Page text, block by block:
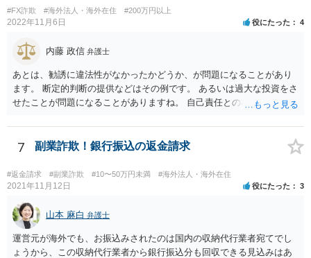
てもいいかもしれません。
#FX詐欺 #海外法人・海外在住 #200万円以上
2022年11月6日 役にたった 4
内藤 政信 弁護士
あとは、勧誘に違法性がなかったかどうか、が問題になることがあり
ます。 断定的判断の提供などはその例です。 あるいは過大な投資をさ
せたことが問題になることがありますね。 自己責任との相関関係です
いでしょう。
7 副業詐欺！銀行振込の返金請求
#返金請求 #副業詐欺 #10〜50万円未満 #海外法人・海外在住
2021年11月12日 役にたった 3
山本 麻白 弁護士
運営元が海外でも、お振込みされたのは国内の収納代行業者宛てでし
ょうから、この収納代行業者から銀行振込分も回収できる見込みはあ